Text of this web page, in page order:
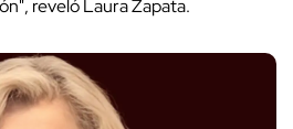
reveló Laura Zapata.